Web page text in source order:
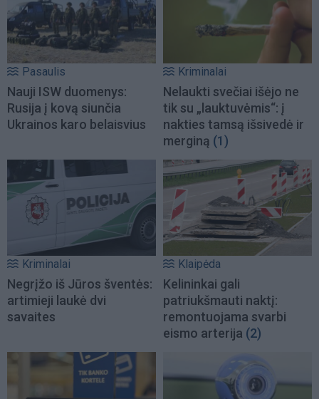
Pasaulis
Nauji ISW duomenys:
Rusija į kovą siunčia
Ukrainos karo belaisvius
Kriminalai
Nelaukti svečiai išėjo ne
tik su „lauktuvėmis“: į
nakties tamsą išsivedė ir
merginą (1)
Kriminalai
Negrįžo iš Jūros šventės:
artimieji laukė dvi
savaites
Klaipėda
Kelininkai gali
patriukšmauti naktį:
remontuojama svarbi
eismo arterija (2)